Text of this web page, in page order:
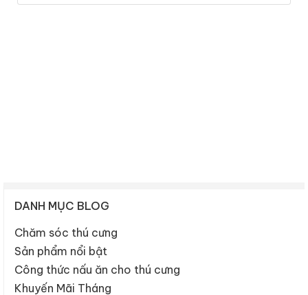
DANH MỤC BLOG
Chăm sóc thú cưng
Sản phẩm nổi bật
Công thức nấu ăn cho thú cưng
Khuyến Mãi Tháng